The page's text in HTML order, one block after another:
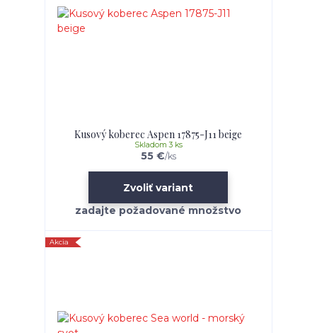
Kusový koberec Aspen 17875-J11 beige
55 €/ks
Skladom 3 ks
Zvoliť variant
Akcia